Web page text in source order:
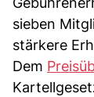
sieben
stärkere
Dem